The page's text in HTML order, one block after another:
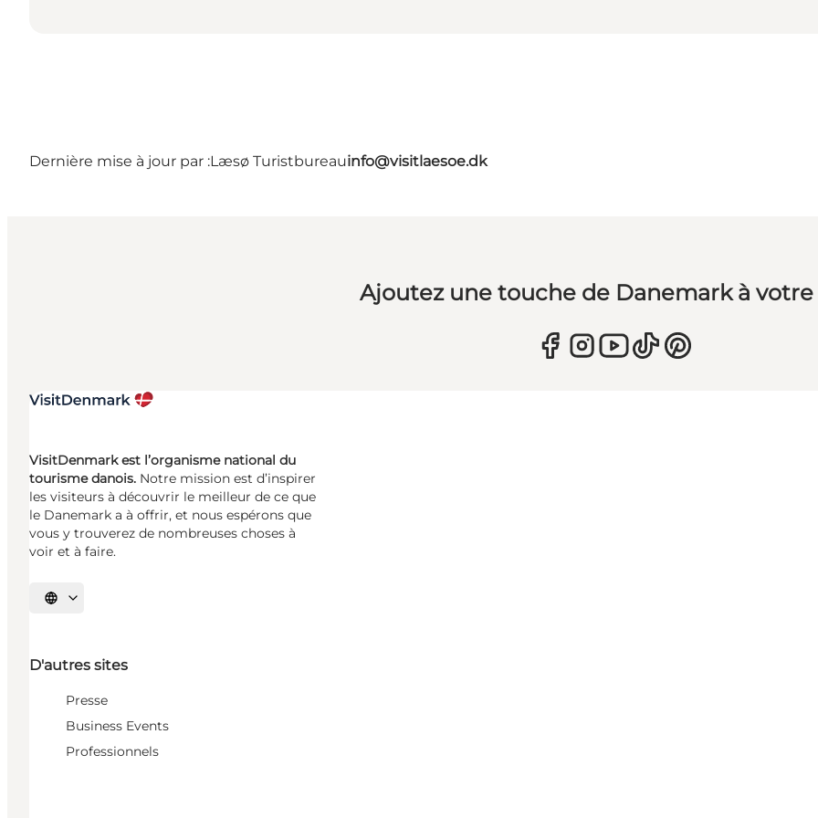
Dernière mise à jour par :Læsø Turistbureauinfo@visitlaesoe.dk
Ajoutez une touche de Danemark à
VisitDenmark est l’organisme national du
tourisme danois. Notre mission est d’inspirer
les visiteurs à découvrir le meilleur de ce que
le Danemark a à offrir, et nous espérons que
vous y trouverez de nombreuses choses à
voir et à faire.
Choisissez la langue
D'autres sites
Presse
Business Events
Professionnels